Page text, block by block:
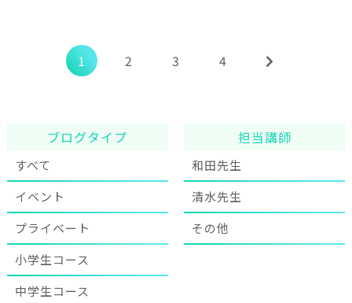
1 2 3 4
ブログタイプ
すべて
イベント
プライベート
小学生コース
中学生コース
担当講師
和田先生
清水先生
その他